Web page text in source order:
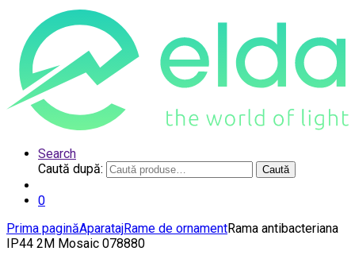
Search
Caută după:
Caută
0
Prima paginăAparatajRame de ornamentRama antibacteriana
IP44 2M Mosaic 078880